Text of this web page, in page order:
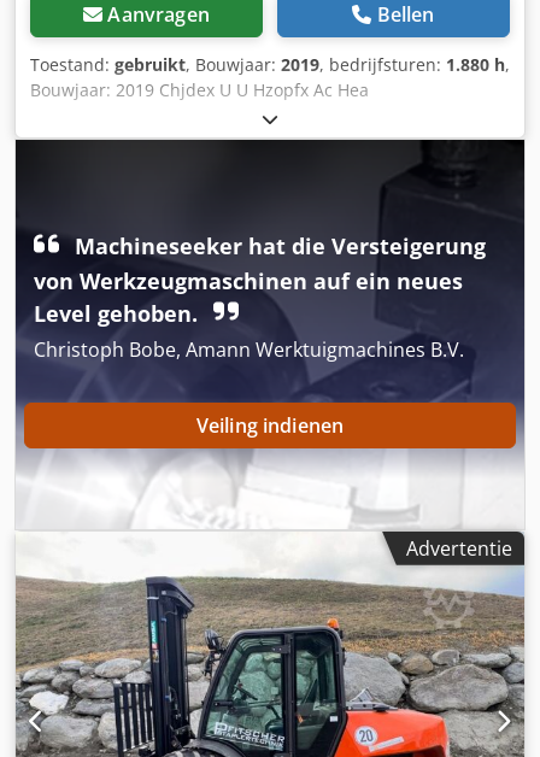
Aanvragen Bellen
Toestand: gebruikt, Bouwjaar: 2019, bedrijfsturen: 1.880 h,
Bouwjaar: 2019 Chjdex U U Hzopfx Ac Hea
Toepassingsgebied: Mijnbouw Ledig gewicht: 1.510 kg
Laadvermogen: 1.500 kg GVW: 3.010 kg Afmetingen (LxBxH):
Machineseeker hat die Versteigerung
von Werkzeugmaschinen auf ein neues
Level gehoben.
Christoph Bobe, Amann Werktuigmachines B.V.
Veiling indienen
Advertentie